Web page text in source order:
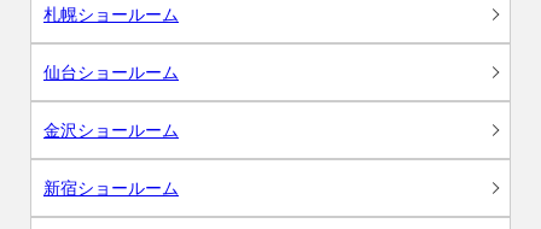
札幌ショールーム
仙台ショールーム
金沢ショールーム
新宿ショールーム